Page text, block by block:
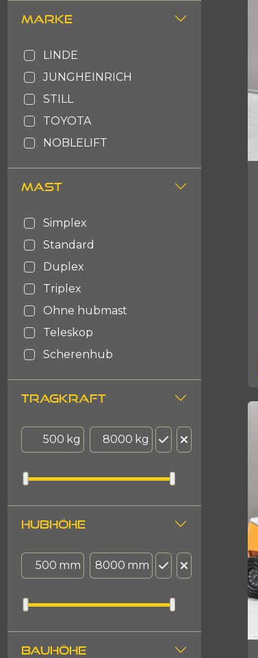
MARKE
LINDE
JUNGHEINRICH
STILL
TOYOTA
NOBLELIFT
EP
HELI
HYSTER
NISSAN
CATERPILLAR
YALE
ACTIL
BENDI
HAULOTTE
JLG
KALMAR
SIMAI
MAST
simplex
standard
duplex
triplex
ohne hubmast
teleskop
scherenhub
TRAGKRAFT
kg kg
HUBHÖHE
mm mm
BAUHÖHE